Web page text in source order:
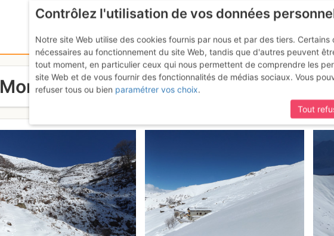
Monte Massone : Via Normale
Contrôlez l'utilisation de vos données
Notre site Web utilise des cookies fournis par nous et par des tiers. Certains
nécessaires au fonctionnement du site Web, tandis que d'autres peuvent
tout moment, en particulier ceux qui nous permettent de comprendre les
site Web et de vous fournir des fonctionnalités de médias sociaux. Vous
refuser tous ou bien paramétrer vos choix.
Tout